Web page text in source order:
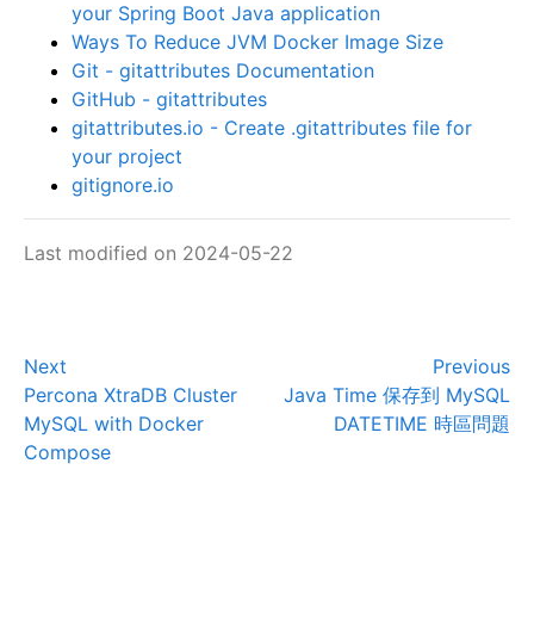
your Spring Boot Java application
Ways To Reduce JVM Docker Image Size
Git - gitattributes Documentation
GitHub - gitattributes
gitattributes.io - Create .gitattributes file for
your project
gitignore.io
Last modified on 2024-05-22
Next
Percona XtraDB Cluster
MySQL with Docker
Compose
Previous
Java Time 保存到 MySQL
DATETIME 時區問題